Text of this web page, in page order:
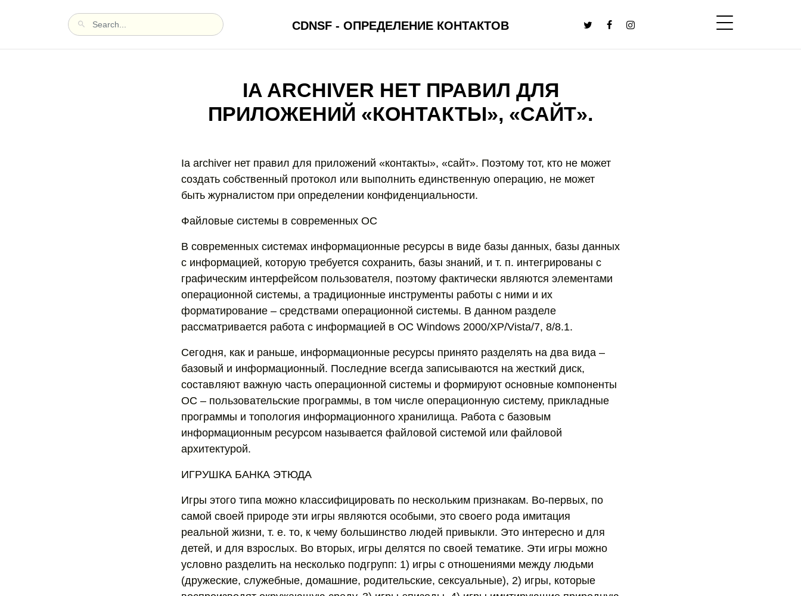
CDNSF - ОПРЕДЕЛЕНИЕ КОНТАКТОВ
IA ARCHIVER НЕТ ПРАВИЛ ДЛЯ
ПРИЛОЖЕНИЙ «КОНТАКТЫ», «САЙТ».
Ia archiver нет правил для приложений «контакты», «сайт». Поэтому тот, кто не может
создать собственный протокол или выполнить единственную операцию, не может
быть журналистом при определении конфиденциальности.
Файловые системы в современных ОС
В современных системах информационные ресурсы в виде базы данных, базы данных
с информацией, которую требуется сохранить, базы знаний, и т. п. интегрированы с
графическим интерфейсом пользователя, поэтому фактически являются элементами
операционной системы, а традиционные инструменты работы с ними и их
форматирование – средствами операционной системы. В данном разделе
рассматривается работа с информацией в ОС Windows 2000/XP/Vista/7, 8/8.1.
Сегодня, как и раньше, информационные ресурсы принято разделять на два вида –
базовый и информационный. Последние всегда записываются на жесткий диск,
составляют важную часть операционной системы и формируют основные компоненты
ОС – пользовательские программы, в том числе операционную систему, прикладные
программы и топология информационного хранилища. Работа с базовым
информационным ресурсом называется файловой системой или файловой
архитектурой.
ИГРУШКА БАНКА ЭТЮДА
Игры этого типа можно классифицировать по нескольким признакам. Во-первых, по
самой своей природе эти игры являются особыми, это своего рода имитация
реальной жизни, т. е. то, к чему большинство людей привыкли. Это интересно и для
детей, и для взрослых. Во вторых, игры делятся по своей тематике. Эти игры можно
условно разделить на несколько подгрупп: 1) игры с отношениями между людьми
(дружеские, служебные, домашние, родительские, сексуальные), 2) игры, которые